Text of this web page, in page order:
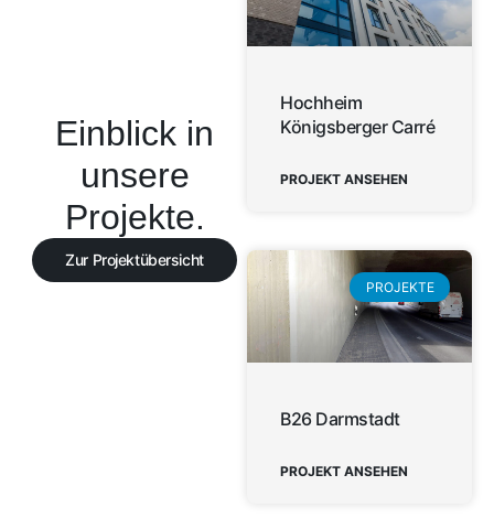
Einblick in
unsere
Projekte.
Zur Projektübersicht
Hochheim
Königsberger Carré
PROJEKT ANSEHEN
PROJEKTE
B26 Darmstadt
PROJEKT ANSEHEN